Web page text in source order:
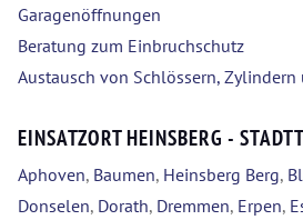
Garagenöffnungen
Beratung zum Einbruchschutz
Austausch von Schlössern,
EINSATZORT HEINSBERG -
Aphoven, Baumen, Heinsberg Berg,
Donselen, Dorath, Dremmen, Erpen,